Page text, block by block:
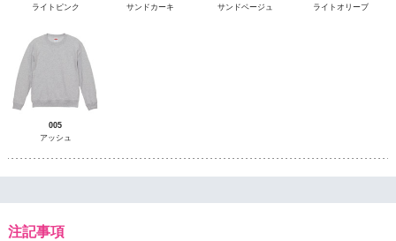
ライトピンク
サンドカーキ
サンドベージュ
ライトオリーブ
005
アッシュ
注記事項